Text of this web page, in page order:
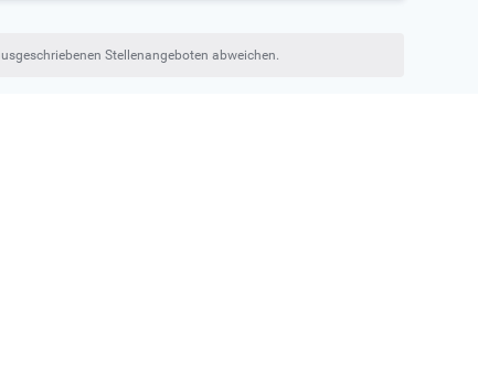
Stellenangeboten abweichen.